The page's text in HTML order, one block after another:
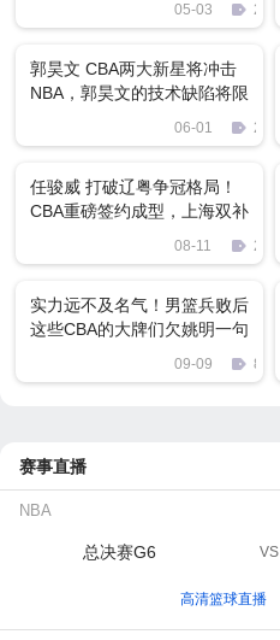
05-03 2167
郭昊文 CBA两大新星将冲击
NBA，郭昊文的技术缺陷将限
06-01 2177
任骏威 打破辽粤争冠格局！
CBA重磅签约成型，上海双补
08-11 2053
实力远不及名气！男篮兵败后
这些CBA的大牌们欠姚明一句
09-09 84
赛事直播
NBA
总决赛G6 VS
高清篮球直播